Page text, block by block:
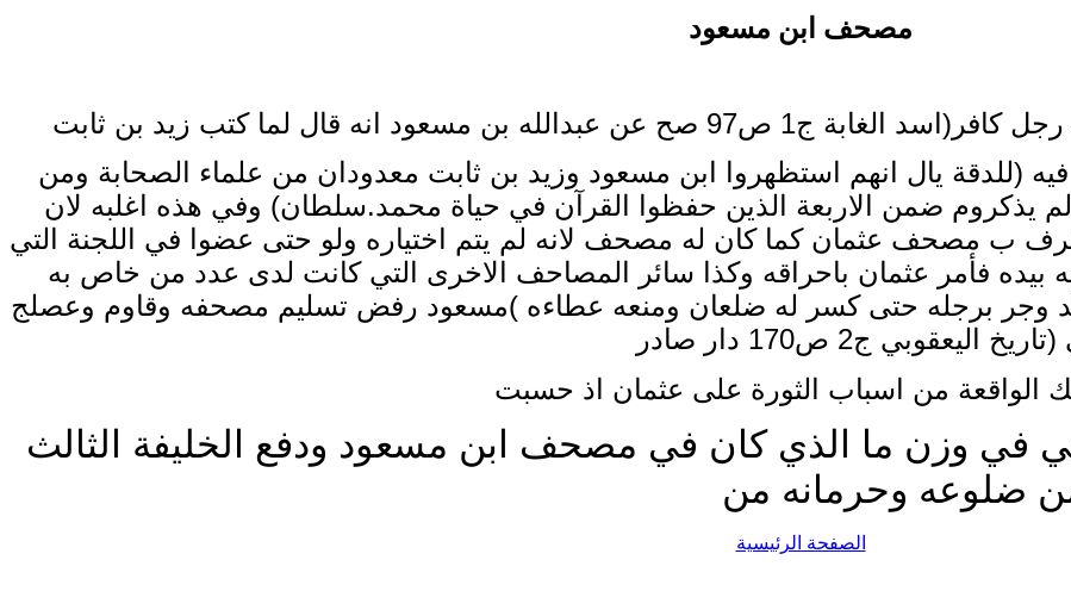
مصحف ابن مسعود
صح عن عبدالله بن مسعود انه قال لما كتب زيد بن ثابت الغابة ج1 ص97
ابن مسعود وزيد بن ثابت معدودان من علماء الصحابة ومن
(للدقة يال انهم استظهروا
اغلبه لان لم يذكروم ضمن الاربعة الذين حفظوا القرآن في حياة محمد.سلطان) وفي هذه
لانه لم يتم اختياره ولو حتى عضوا في اللجنة التي عرف ب مصحف عثمان كما كان له مصحف
خاص به بيده فأمر عثمان باحراقه وكذا سائر المصاحف الاخرى التي كانت لدى عدد من
مسعود رفض تسليم مصحفه وقاوم وعصلج( وجر برجله حتى كسر له ضلعان ومنعه عطاءه
ج2 ص170 دار صادر
الواقعة من اسباب الثورة على عثمان اذ حسبت
ما الذي كان في مصحف ابن مسعود ودفع الخليفة الثالث في وزن
ضلوعه وحرمانه من
الصفحة الرئيسية